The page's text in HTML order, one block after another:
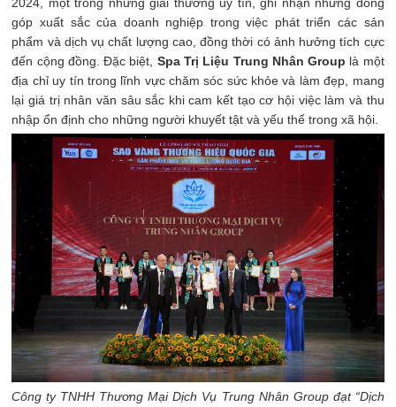
góp xuất sắc của doanh nghiệp trong việc phát triển các sản
phẩm và dịch vụ chất lượng cao, đồng thời có ảnh hưởng tích cực
đến cộng đồng. Đặc biệt, Spa Trị Liệu Trung Nhân Group là một
địa chỉ uy tín trong lĩnh vực chăm sóc sức khỏe và làm đẹp, mang
lại giá trị nhân văn sâu sắc khi cam kết tạo cơ hội việc làm và thu
nhập ổn định cho những người khuyết tật và yếu thế trong xã hội.
Công ty TNHH Thương Mại Dịch Vụ Trung Nhân Group đạt “Dịch